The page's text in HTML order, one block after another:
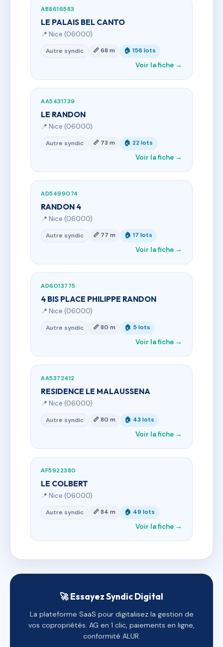
AB8616583
LE PALAIS BEL CANTO
📍 Nice (06000)
Autre syndic 📏 68 m 🏠 156 lots
Voir la fiche →
AA5431739
LE RANDON
📍 Nice (06000)
Autre syndic 📏 73 m 🏠 22 lots
Voir la fiche →
AD5499074
RANDON 4
📍 Nice (06000)
Autre syndic 📏 77 m 🏠 17 lots
Voir la fiche →
AD6013775
4 BIS PLACE PHILIPPE RANDON
📍 Nice (06000)
Autre syndic 📏 80 m 🏠 5 lots
Voir la fiche →
AA5372412
RESIDENCE LE MALAUSSENA
📍 Nice (06000)
Autre syndic 📏 80 m 🏠 43 lots
Voir la fiche →
AF5922380
LE COLBERT
📍 Nice (06000)
Autre syndic 📏 84 m 🏠 49 lots
Voir la fiche →
🚀 Essayez Syndic Digital
La plateforme SaaS pour digitalisez la gestion de
vos copropriétés. AG en 1 clic, paiements en ligne,
conformité ALUR.